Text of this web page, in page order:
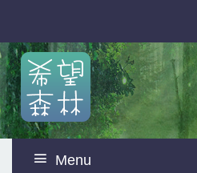
Menu